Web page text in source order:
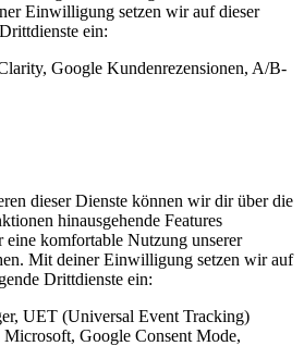
Einwilligung setzen wir auf dieser
ein:
Google Kundenrezensionen, A/B-
dieser Dienste können wir dir über die
hinausgehende Features
eine komfortable Nutzung unserer
Mit deiner Einwilligung setzen wir auf
Drittdienste ein:
UET (Universal Event Tracking)
Google Consent Mode,